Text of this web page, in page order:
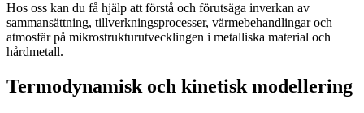
Hos oss kan du få hjälp att förstå och förutsäga inverkan av
sammansättning, tillverkningsprocesser, värmebehandlingar och
atmosfär på mikrostrukturutvecklingen i metalliska material och
hårdmetall.
Termodynamisk och kinetisk modellering